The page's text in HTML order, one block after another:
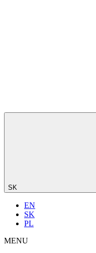
SK
EN
SK
PL
MENU